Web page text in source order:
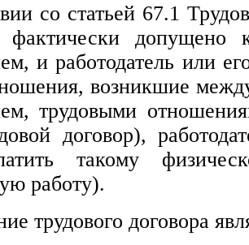
со статьей 67.1
допущено
и работодатель или
возникшие
трудовыми
договор),
такому
работу).
трудового договора